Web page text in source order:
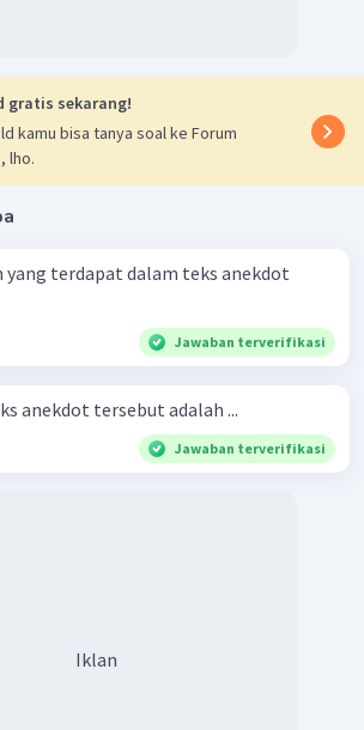
gratis sekarang!
kamu bisa tanya soal ke Forum
lho.
terdapat dalam teks anekdot
Jawaban terverifikasi
anekdot tersebut adalah ...
Jawaban terverifikasi
Iklan